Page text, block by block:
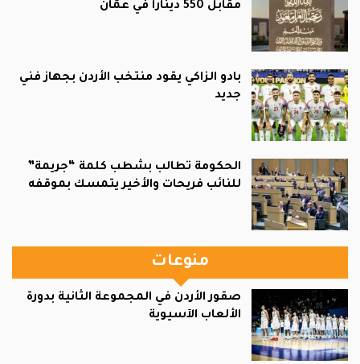
مقابل 550 دينارا في عمّان
بادو الزاكي يقود منتخب الأردن بجهاز فني
جديد
الحكومة تطالب بشطب كلمة “جريمة”
للنائب فريحات والأخير يتمسك بموقفه
منوعات
صقور الأردن في المجموعة الثانية بدورة
الألعاب الآسيوية